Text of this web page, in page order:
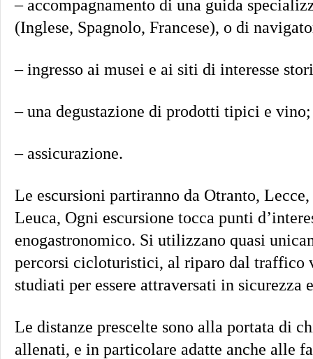
– accompagnamento di una guida
(Inglese, Spagnolo, Francese), o di
– ingresso ai musei e ai siti di interesse
– una degustazione di prodotti tipici e vino;
– assicurazione.
Le escursioni partiranno da Otranto,
Leuca, Ogni escursione tocca punti
enogastronomico. Si utilizzano quasi
percorsi cicloturistici, al riparo dal traffico
studiati per essere attraversati in sicurezza
Le distanze prescelte sono alla portata di
allenati, e in particolare adatte anche alle